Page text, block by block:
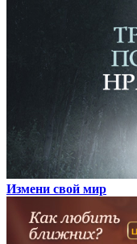
Измени свой мир